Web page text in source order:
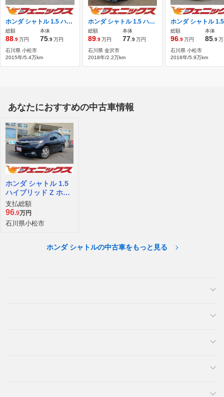
ホンダ シャトル 1.5 ハイブリッド X 純正ナビ CD DVD TV Bluetooth HDMI
総額
88 .9万円
本体
75 .9万円
石川県 小松市
2015年/5.4万km
ホンダ シャトル 1.5 ハイブリッド X ホンダセンシング メモリーナビ フルセグTV Bluetooth バック
総額
89 .9万円
本体
77 .9万円
石川県 金沢市
2018年/2.2万km
総額
96 .9万円
本体
85 .9
石川県 小松市
2018年/5.9万km
あなたにおすすめの中古車情報
ホンダ シャトル 1.5
ハイブリッド Z ホン
ダセンシング
支払総額
96.9万円
石川県小松市
ホンダ シャトルの中古車をもっと見る